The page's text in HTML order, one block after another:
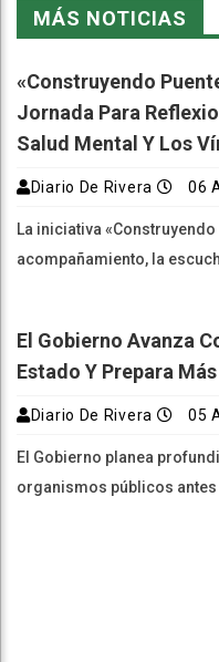
MÁS NOTICIAS
«Construyendo
Jornada Para
Salud Mental Y Los
Diario De Rivera 06
La iniciativa
acompañamiento, la
El Gobierno Avanza
Estado Y Prepara
Diario De Rivera 05
El Gobierno planea
organismos públicos